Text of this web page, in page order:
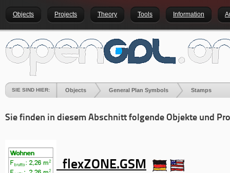
Objects Projects Theory Tools Information
SIE SIND HIER: Objects General Plan Symbols Stamps
Sie finden in diesem Abschnitt folgende Objekte und
flexZONE.GSM